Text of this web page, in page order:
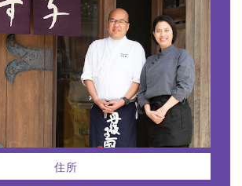
住所